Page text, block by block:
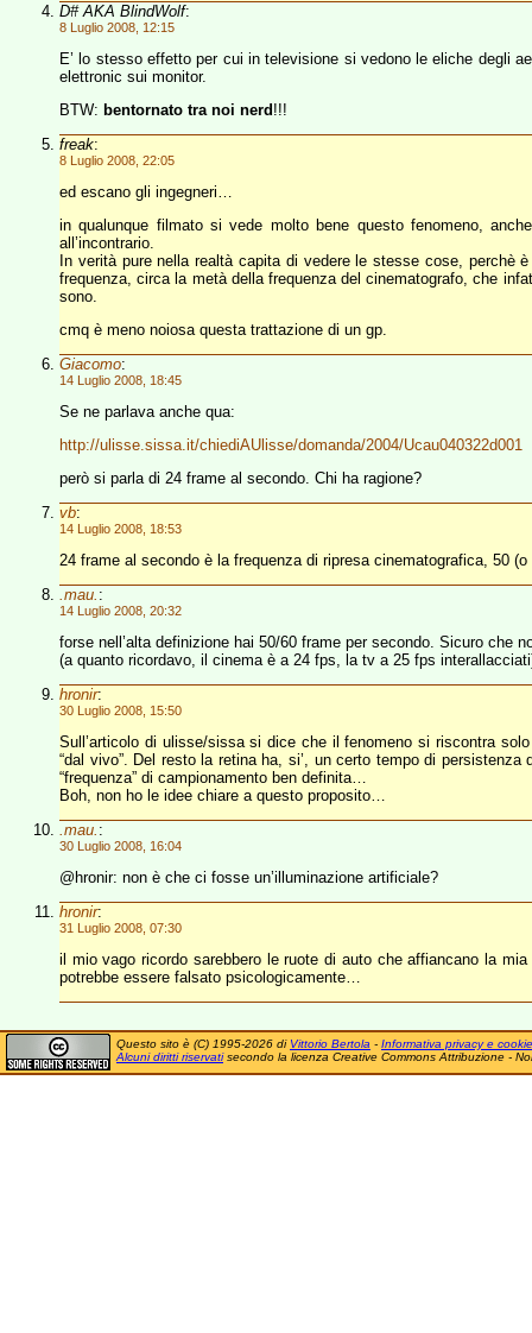
D# AKA BlindWolf:
8 Luglio 2008, 12:15
E’ lo stesso effetto per cui in televisione si vedono le eliche degli
elettronic sui monitor.
BTW: bentornato tra noi nerd!!!
freak:
8 Luglio 2008, 22:05
ed escano gli ingegneri…
in qualunque filmato si vede molto bene questo fenomeno,
all’incontrario.
In verità pure nella realtà capita di vedere le stesse cose,
frequenza, circa la metà della frequenza del cinematografo, che
sono.
cmq è meno noiosa questa trattazione di un gp.
Giacomo:
14 Luglio 2008, 18:45
Se ne parlava anche qua:
http://ulisse.sissa.it/chiediAUlisse/domanda/2004/Ucau040322d001
però si parla di 24 frame al secondo. Chi ha ragione?
vb:
14 Luglio 2008, 18:53
24 frame al secondo è la frequenza di ripresa cinematografica, 50
.mau. :
14 Luglio 2008, 20:32
forse nell’alta definizione hai 50/60 frame per secondo. Sicuro che
(a quanto ricordavo, il cinema è a 24 fps, la tv a 25 fps
hronir:
30 Luglio 2008, 15:50
Sull’articolo di ulisse/sissa si dice che il fenomeno si riscontra
“dal vivo”. Del resto la retina ha, si’, un certo tempo di
“frequenza” di campionamento ben definita…
Boh, non ho le idee chiare a questo proposito…
.mau. :
30 Luglio 2008, 16:04
@hronir: non è che ci fosse un’illuminazione artificiale?
hronir:
31 Luglio 2008, 07:30
il mio vago ricordo sarebbero le ruote di auto che affiancano la
potrebbe essere falsato psicologicamente…
Questo sito è (C) 1995-2026 di Vittorio Bertola - Informativa privacy e cookie
Alcuni diritti riservatisecondo la licenza Creative Commons Attribuzione -